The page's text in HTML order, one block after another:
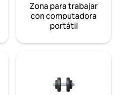
Zona para trabajar
con computadora
portátil